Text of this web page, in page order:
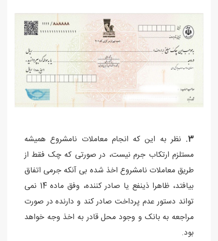
3. نظر به این که انجام معاملات نامشروع همیشه
مستلزم ارتکاب جرم نیست، در صورتی که چک فقط از
طریق معاملات نامشروع اخذ شده بی آنکه جرمی اتفاق
بیافتد، ظاهرا ذینفع یا صادر کننده، وفق ماده 14 نمی
تواند دستور عدم پرداخت صادر کند و دارنده در صورت
مراجعه به بانک و وجود محل قادر به اخذ وجه خواهد
بود.